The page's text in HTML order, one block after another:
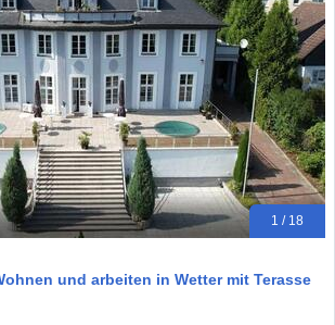
1 / 18
und arbeiten in Wetter mit Terasse